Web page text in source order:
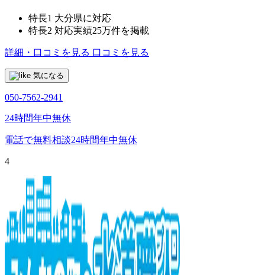
特長1 大分県に対応
特長2 対応実績25万件を掲載
詳細・口コミを見る 口コミを見る
気になる
050-7562-2941
24時間年中無休
電話で無料相談24時間年中無休
4